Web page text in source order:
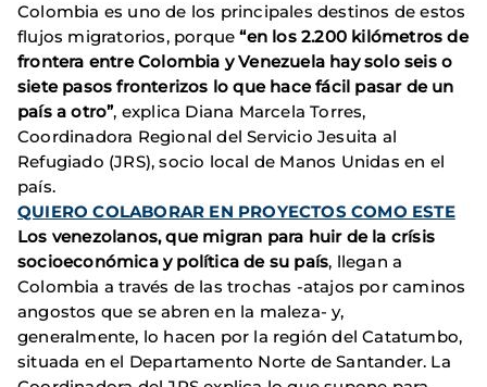
Colombia es uno de los principales destinos de estos
flujos migratorios, porque“en los 2.200 kilómetros de
frontera entre Colombia y Venezuela hay solo seis o
siete pasos fronterizos lo que hace fácil pasar de un
país a otro”, explica Diana Marcela Torres,
Coordinadora Regional del Servicio Jesuita al
Refugiado (JRS), socio local de Manos Unidas en el
país.
QUIERO COLABORAR EN PROYECTOS COMO ESTE
Los venezolanos, que migran para huir de la crísis
socioeconómica y política de su país, llegan a
Colombia a través de las trochas -atajos por caminos
angostos que se abren en la maleza- y,
generalmente, lo hacen por la región del Catatumbo,
situada en el Departamento Norte de Santander. La